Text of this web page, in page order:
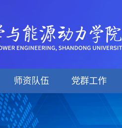
师资队伍 党群工作